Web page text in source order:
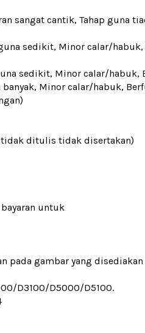
sangat cantik, Tahap guna
sedikit, Minor calar/
sedikit, Minor calar/habuk,
banyak, Minor calar/habuk,
tidak ditulis tidak disertakan)
untuk
pada gambar yang disediakan
D3100/D5000/D5100.